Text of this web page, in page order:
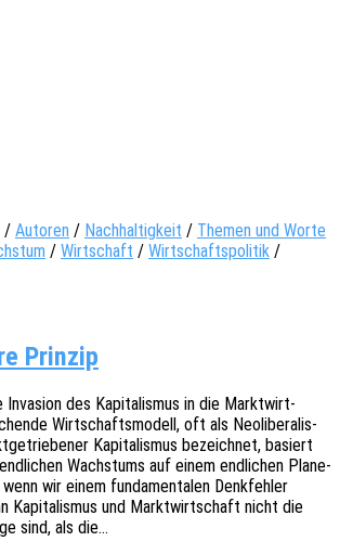
/ Autoren / Nachhaltigkeit / Themen und Worte
/ Wirtschaft / Wirtschaftspolitik /
Prinzip
Inva­si­on des Kapi­ta­lis­mus in die Markt­wirt­
Wirt­schafts­mo­dell, oft als Neoli­be­ra­lis­
Kapi­ta­lis­mus bezeich­net, basiert
Wachs­tums auf einem endli­chen Plane­
wir einem funda­men­ta­len Denk­feh­ler
Kapi­ta­lis­mus und Markt­wirt­schaft nicht die
sind, als die…